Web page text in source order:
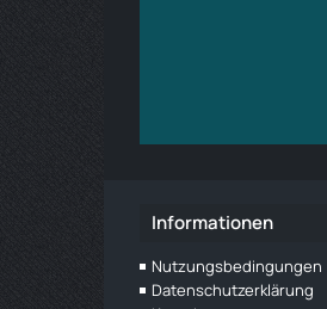
Informationen
Nutzungsbedingungen
Datenschutzerklärung